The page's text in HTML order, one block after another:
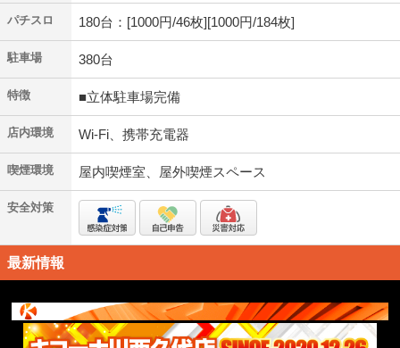
パチスロ 180台：[1000円/46枚][1000円/184枚]
駐車場 380台
特徴 ■立体駐車場完備
店内環境 Wi-Fi、携帯充電器
喫煙環境 屋内喫煙室、屋外喫煙スペース
安全対策
最新情報